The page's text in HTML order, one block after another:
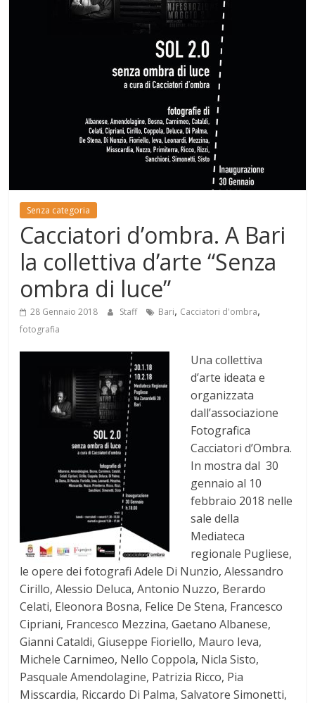
Senza categoria
Cacciatori d’ombra. A Bari
la collettiva d’arte “Senza
ombra di luce”
28 Gennaio 2018 Staff Bari, Cacciatori d'ombra,
fotografia
Una collettiva
d’arte ideata e
organizzata
dall’associazione
Fotografica
Cacciatori d’Ombra.
In mostra dal 30
gennaio al 10
febbraio 2018 nelle
sale della
Mediateca
regionale Pugliese,
le opere dei fotografi Adele Di Nunzio, Alessandro
Cirillo, Alessio Deluca, Antonio Nuzzo, Berardo
Celati, Eleonora Bosna, Felice De Stena, Francesco
Cipriani, Francesco Mezzina, Gaetano Albanese,
Gianni Cataldi, Giuseppe Fioriello, Mauro Ieva,
Michele Carnimeo, Nello Coppola, Nicla Sisto,
Pasquale Amendolagine, Patrizia Ricco, Pia
Misscardia, Riccardo Di Palma, Salvatore Simonetti,